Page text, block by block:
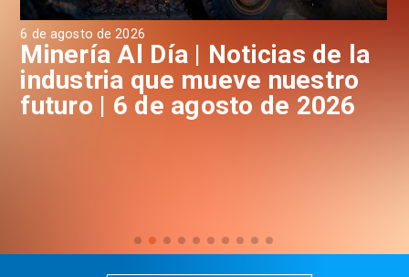
de la
6 de agosto de 2026
Minería Al Día | Noticias
industria que mueve
futuro | 5 de Agosto de